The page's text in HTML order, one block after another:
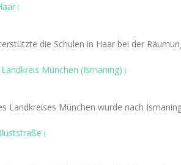
(
die Schulen in Haar bei der
München (Ismaning) (
Landkreises München wurde nach
(